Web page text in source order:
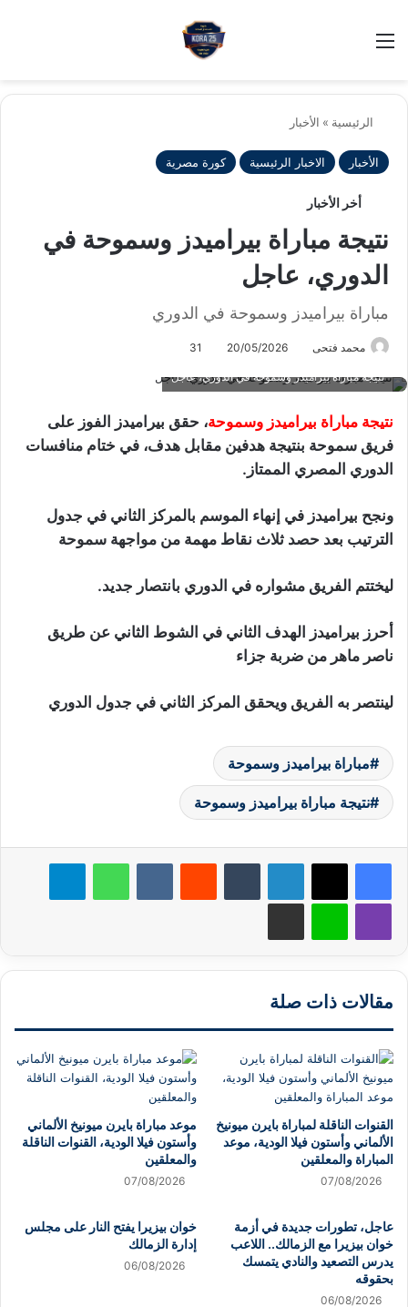
الرئيسية » الأخبار
الأخبار الاخبار الرئيسية كورة مصرية
أخر الأخبار
نتيجة مباراة بيراميدز وسموحة في
الدوري، عاجل
مباراة بيراميدز وسموحة في الدوري
محمد فتحى 20/05/2026
31
نتيجة مباراة بيراميدز وسموحة في الدوري، عاجل
نتيجة مباراة بيراميدز وسموحة، حقق بيراميدز الفوز على
فريق سموحة بنتيجة هدفين مقابل هدف، في ختام منافسات
الدوري المصري الممتاز.
ونجح بيراميدز في إنهاء الموسم بالمركز الثاني في جدول
الترتيب بعد حصد ثلاث نقاط مهمة من مواجهة سموحة
ليختتم الفريق مشواره في الدوري بانتصار جديد.
أحرز بيراميدز الهدف الثاني في الشوط الثاني عن طريق
ناصر ماهر من ضربة جزاء
لينتصر به الفريق ويحقق المركز الثاني في جدول الدوري
مباراة بيراميدز وسموحة
نتيجة مباراة بيراميدز وسموحة
لينكدإن واتساب
لاين
مقالات ذات صلة
القنوات الناقلة لمباراة بايرن ميونيخ
الألماني وأستون فيلا الودية، موعد
المباراة والمعلقين
07/08/2026
موعد مباراة بايرن ميونيخ الألماني
وأستون فيلا الودية، القنوات الناقلة
والمعلقين
07/08/2026
عاجل، تطورات جديدة في أزمة
خوان بيزيرا مع الزمالك.. اللاعب
يدرس التصعيد والنادي يتمسك
بحقوقه
06/08/2026
خوان بيزيرا يفتح النار على مجلس
إدارة الزمالك
06/08/2026